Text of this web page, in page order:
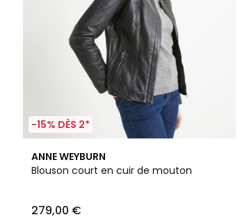
-15% DÈS 2*
ANNE WEYBURN
Blouson court en cuir de mouton
279,00 €
4,5
/ 5
2
Couleurs